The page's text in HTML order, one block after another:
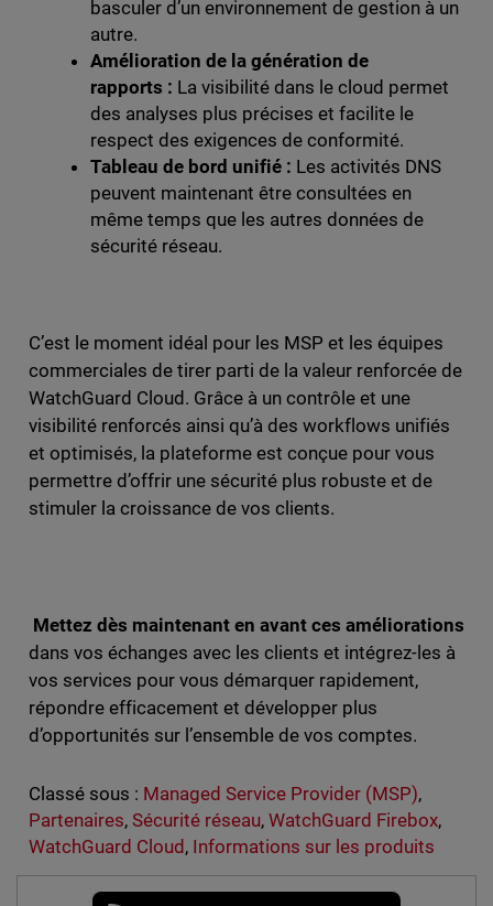
basculer d’un environnement de gestion à un
autre.
Amélioration de la génération de
rapports : La visibilité dans le cloud permet
des analyses plus précises et facilite le
respect des exigences de conformité.
Tableau de bord unifié : Les activités DNS
peuvent maintenant être consultées en
même temps que les autres données de
sécurité réseau.
C’est le moment idéal pour les MSP et les équipes
commerciales de tirer parti de la valeur renforcée de
WatchGuard Cloud. Grâce à un contrôle et une
visibilité renforcés ainsi qu’à des workflows unifiés
et optimisés, la plateforme est conçue pour vous
permettre d’offrir une sécurité plus robuste et de
stimuler la croissance de vos clients.
Mettez dès maintenant en avant ces améliorations
dans vos échanges avec les clients et intégrez-les à
vos services pour vous démarquer rapidement,
répondre efficacement et développer plus
d’opportunités sur l’ensemble de vos comptes.
Classé sous : Managed Service Provider (MSP),
Partenaires, Sécurité réseau,WatchGuard Firebox,
WatchGuard Cloud, Informations sur les produits